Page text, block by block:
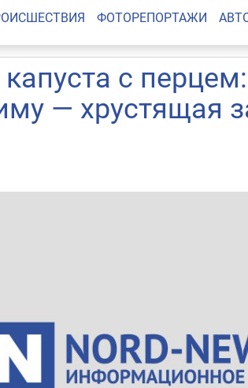
ФОТОРЕПОРТАЖИ
с
— хрустящая